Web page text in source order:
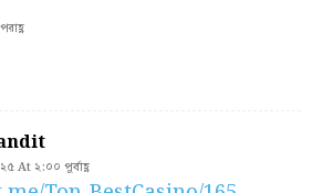
At ২:০০ পূর্বাহ্ণ